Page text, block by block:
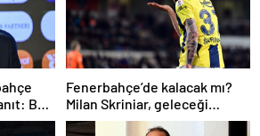
Bu
Fenerbahçe’de kalacak mı?
Milan Skriniar, geleceği
hakkında konuştu